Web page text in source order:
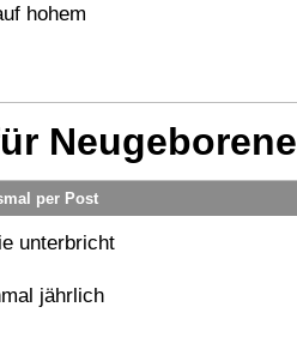
hohem
Neugeborene
per Post
unterbricht
jährlich